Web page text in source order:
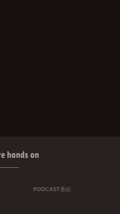
hands on
PODCAST番組